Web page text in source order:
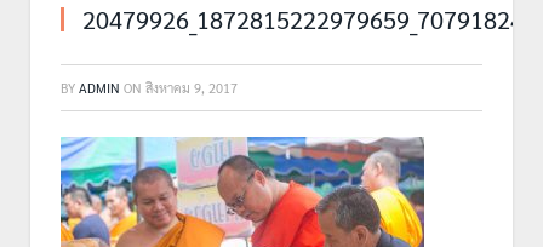
BY ADMIN ON สิงหาคม 9, 2017